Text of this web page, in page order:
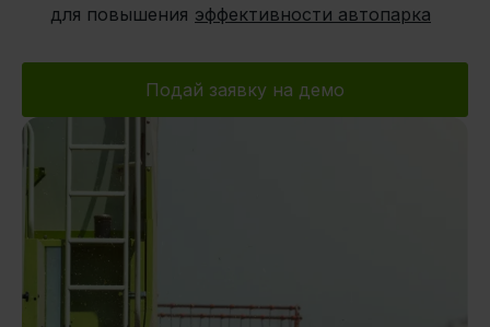
для повышения эффективности автопарка
Подай заявку на демо